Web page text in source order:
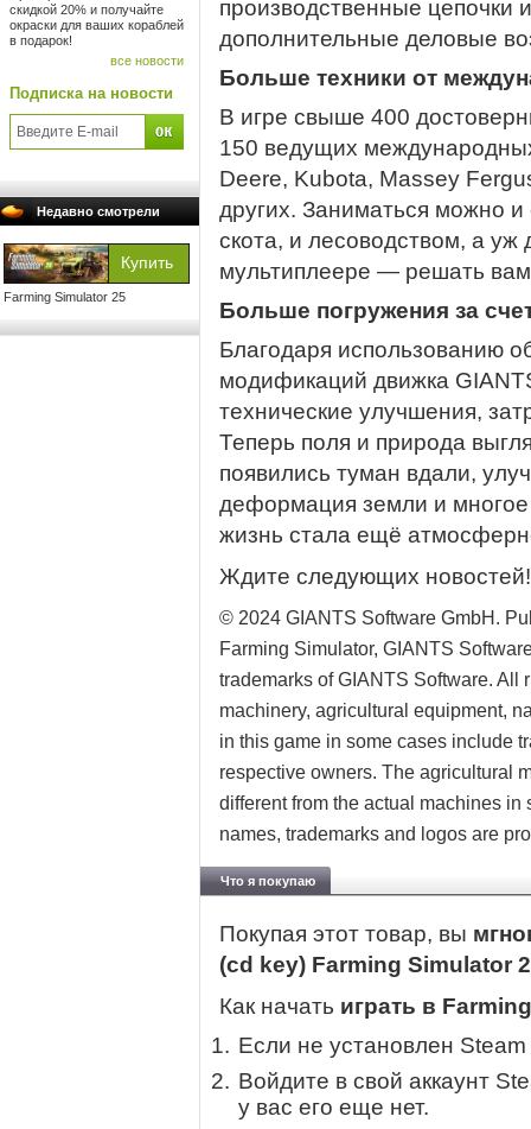
скидкой 20% и получайте
окраски для ваших кораблей
в подарок!
все новости
Подписка на новости
Недавно смотрели
Farming Simulator 25
производственные цепочки
дополнительные деловые
Больше техники от
В игре свыше 400
150 ведущих
Deere, Kubota, Massey
других. Заниматься можно
скота, и лесоводством, а уж
мультиплеере — решать
Больше погружения за
Благодаря использованию
модификаций движка
технические улучшения,
Теперь поля и природа
появились туман вдали,
деформация земли и
жизнь стала ещё
Ждите следующих новостей!
© 2024 GIANTS Software GmbH.
Farming Simulator, GIANTS
trademarks of GIANTS Software. All
machinery, agricultural equipment,
in this game in some cases include
respective owners. The agricultural
different from the actual machines
names, trademarks and logos are
Что я покупаю
Покупая этот товар, вы
(cd key) Farming Simulator
Как начать играть в
Если не установлен
Войдите в свой аккаунт
у вас его еще нет.